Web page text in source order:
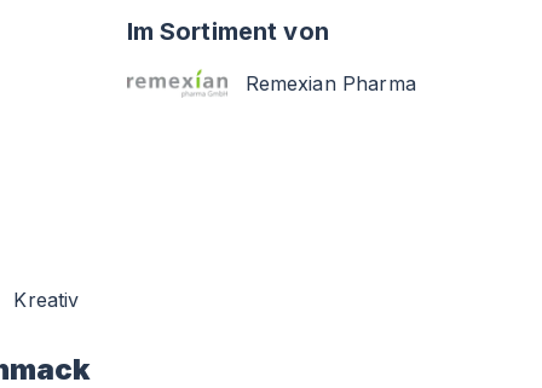
Im Sortiment von
Remexian Pharma
Kreativ